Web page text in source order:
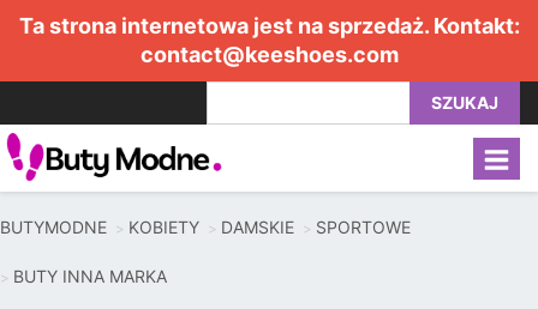
Ta strona internetowa jest na sprzedaż. Kontakt:
contact@keeshoes.com
SZUKAJ
BUTYMODNE KOBIETY DAMSKIE SPORTOWE
BUTY INNA MARKA